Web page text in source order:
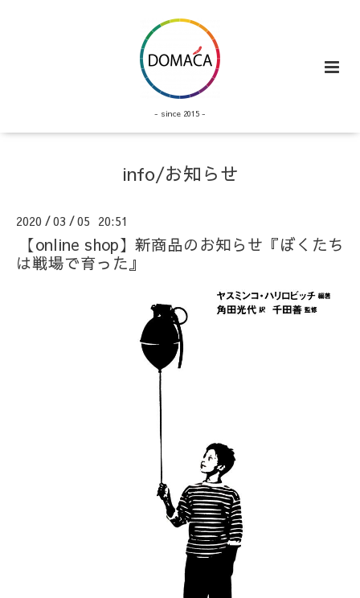
- since 2015 -
info/お知らせ
2020 /03 /05 20:51
【online shop】新商品のお知らせ『ぼくたち
は戦場で育った』